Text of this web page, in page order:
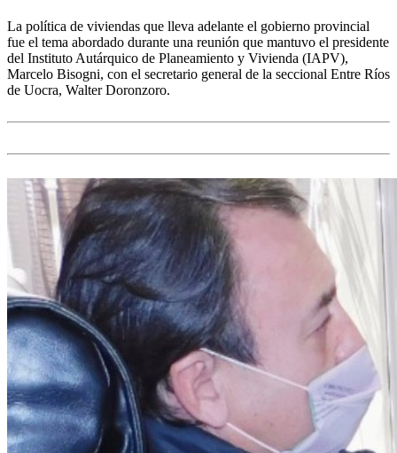
La política de viviendas que lleva adelante el gobierno provincial
fue el tema abordado durante una reunión que mantuvo el presidente
del Instituto Autárquico de Planeamiento y Vivienda (IAPV),
Marcelo Bisogni, con el secretario general de la seccional Entre Ríos
de Uocra, Walter Doronzoro.